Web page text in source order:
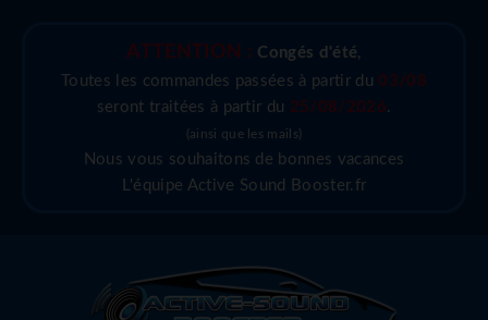
ATTENTION : Congés d'été,
Toutes les commandes passées à partir du 03/08
seront traitées à partir du 25/08/2026.
(ainsi que les mails)
Nous vous souhaitons de bonnes vacances
L'équipe Active Sound Booster.fr